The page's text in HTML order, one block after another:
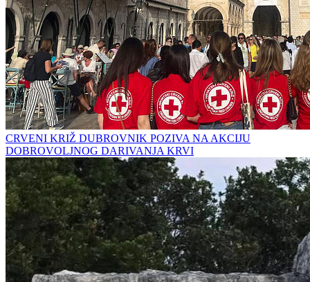
CRVENI KRIŽ DUBROVNIK POZIVA NA AKCIJU
DOBROVOLJNOG DARIVANJA KRVI